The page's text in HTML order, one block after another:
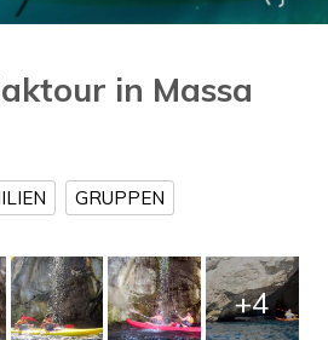
in Massa
GRUPPEN
+4